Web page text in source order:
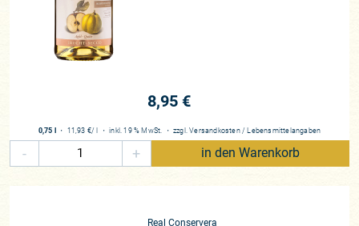
8,95 €
0,75 l ・ 11,93 €/ l ・inkl. 19 % MwSt. ・ zzgl.Versandkosten / Lebensmittelangaben
- + in den Warenkorb
Real Conservera